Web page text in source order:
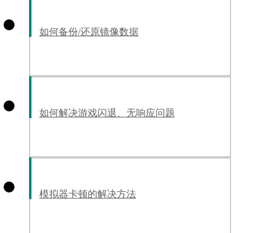
如何备份/还原镜像数据
如何解决游戏闪退、无响应问题
模拟器卡顿的解决方法